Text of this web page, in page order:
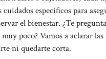
específicos para
el bienestar. ¿Te
poco? Vamos a aclarar las
ni quedarte corta.